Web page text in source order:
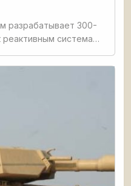
разрабатывает 300-
системам
аппараты, сообщил